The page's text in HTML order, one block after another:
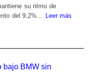
su ritmo de
del 9,2%… Leer más